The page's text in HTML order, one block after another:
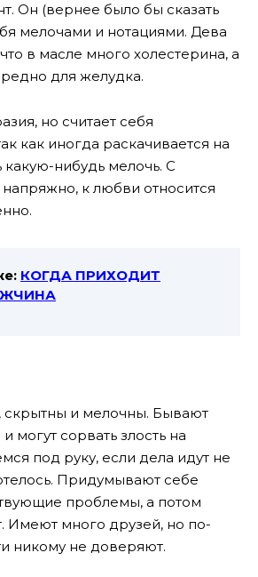
Он (вернее было бы сказать
мелочами и нотациями. Дева
в масле много холестерина, а
для желудка.
но считает себя
как иногда раскачивается на
какую-нибудь мелочь. С
к любви относится
КОГДА ПРИХОДИТ
скрытны и мелочны. Бывают
могут сорвать злость на
под руку, если дела идут не
Придумывают себе
проблемы, а потом
Имеют много друзей, но по-
никому не доверяют.